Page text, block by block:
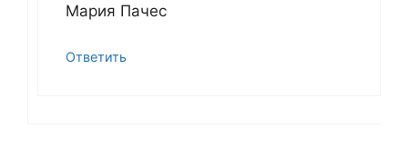
Мария Пачес
Ответить